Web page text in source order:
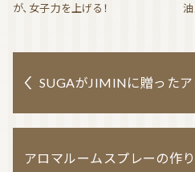
が、女子力を上げる！
油
SUGAがJIMINに贈った
アロマルームスプレーの作り